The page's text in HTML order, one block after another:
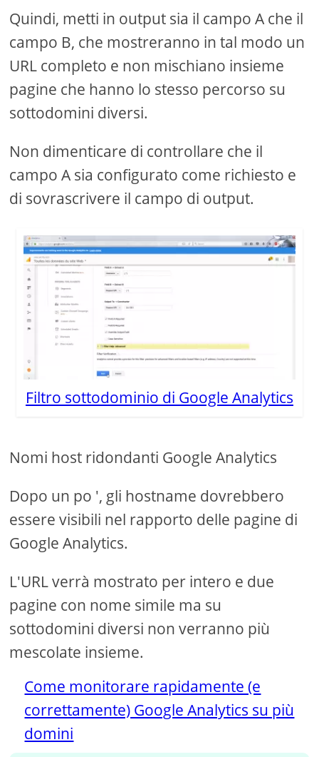
Quindi, metti in output sia il campo A che il
campo B, che mostreranno in tal modo un
URL completo e non mischiano insieme
pagine che hanno lo stesso percorso su
sottodomini diversi.
Non dimenticare di controllare che il
campo A sia configurato come richiesto e
di sovrascrivere il campo di output.
Filtro sottodominio di Google Analytics
Nomi host ridondanti Google Analytics
Dopo un po ', gli hostname dovrebbero
essere visibili nel rapporto delle pagine di
Google Analytics.
L'URL verrà mostrato per intero e due
pagine con nome simile ma su
sottodomini diversi non verranno più
mescolate insieme.
Come monitorare rapidamente (e
correttamente) Google Analytics su più
domini